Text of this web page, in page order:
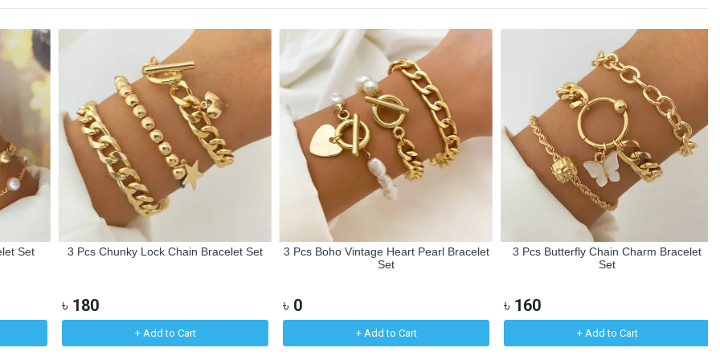
Set 3 Pcs Chunky Lock Chain Bracelet Set
৳ 180
+ Add to Cart
3 Pcs Boho Vintage Heart Pearl Bracelet
Set
৳ 0
+ Add to Cart
3 Pcs Butterfly Chain Charm Bracelet
Set
৳ 160
+ Add to Cart